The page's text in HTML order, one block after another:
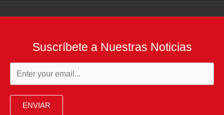
Suscríbete a Nuestras Noticias
ENVIAR